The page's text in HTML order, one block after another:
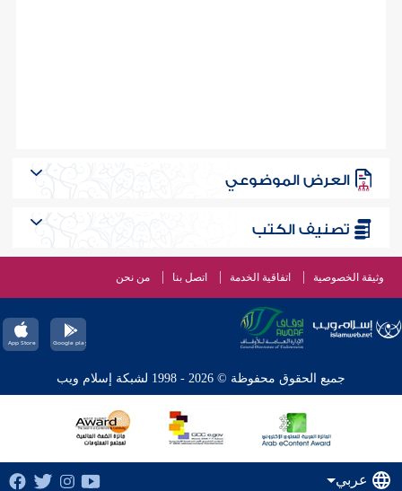
العرض الموضوعي
تصنيف الكتب
وثيقة الخصوصية اتفاقية الخدمة اتصل بنا من نحن
جميع الحقوق محفوظة © 2026 - 1998 لشبكة إسلام ويب
عربي